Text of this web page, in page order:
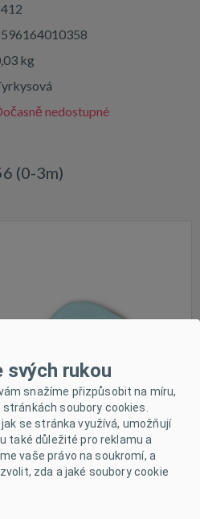
kg
nedostupné
(0-3m)
svých rukou
snažíme přizpůsobit na míru,
soubory cookies.
se stránka využívá, umožňují
také důležité pro reklamu a
vaše právo na soukromí, a
zda a jaké soubory cookie